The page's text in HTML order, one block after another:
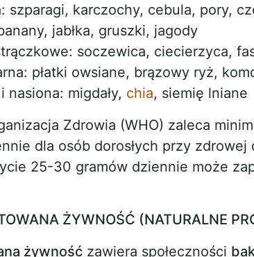
szparagi, karczochy, cebula, pory,
jabłka, gruszki, jagody
soczewica, ciecierzyca,
płatki owsiane, brązowy ryż,
nasiona: migdały, chia, siemię lniane
Zdrowia (WHO) zaleca
dla osób dorosłych przy
25-30 gramów dziennie może
ŻYWNOŚĆ (NATURALNE
żywność zawiera społeczności